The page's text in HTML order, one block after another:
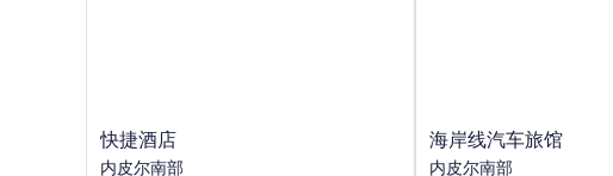
快
捷
快捷酒店
内皮尔南部
海
岸
海岸线汽车旅馆
内皮尔南部